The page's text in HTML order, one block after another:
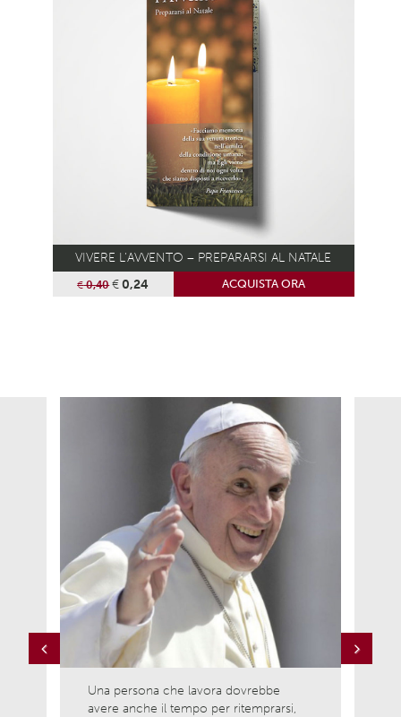
VIVERE L’AVVENTO – PREPARARSI AL NATALE
€0,40 €0,24 ACQUISTA ORA
Una persona che lavora dovrebbe
avere anche il tempo per ritemprarsi,
Previous